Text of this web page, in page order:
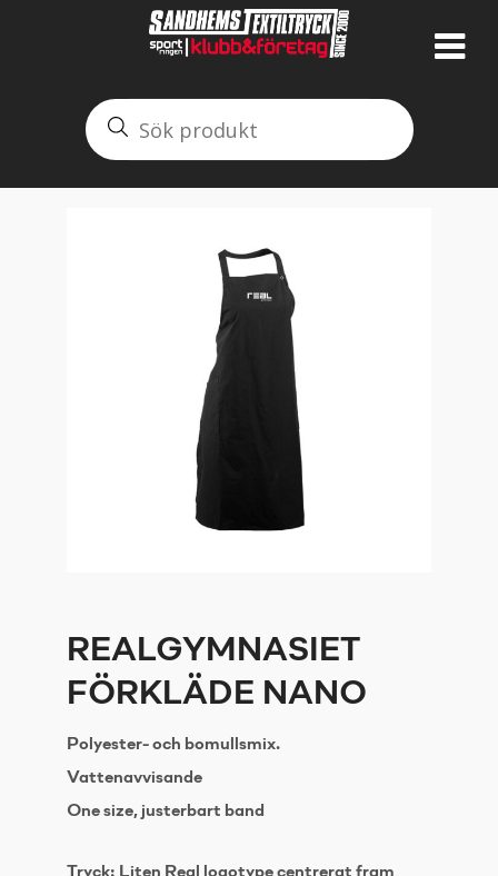
REALGYMNASIET
FÖRKLÄDE NANO
Polyester- och bomullsmix.
Vattenavvisande
One size, justerbart band